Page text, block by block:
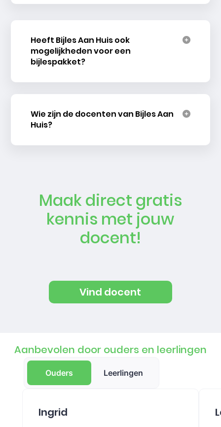
Heeft Bijles Aan Huis ook
mogelijkheden voor een
bijlespakket?
Wie zijn de docenten van Bijles Aan
Huis?
Maak direct gratis
kennis met jouw
docent!
Vind docent
Aanbevolen door ouders en leerlingen
Ouders Leerlingen
Ingrid